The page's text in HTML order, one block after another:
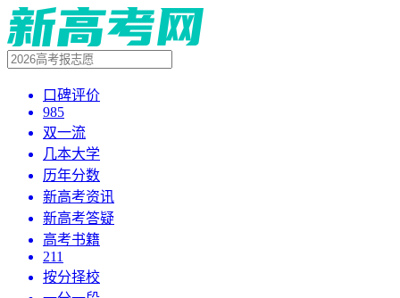
口碑评价
985
双一流
几本大学
历年分数
新高考资讯
新高考答疑
高考书籍
211
按分择校